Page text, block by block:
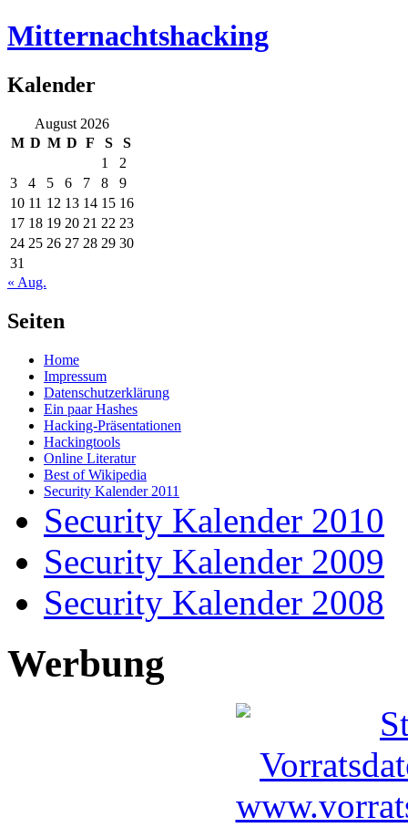
Mitternachtshacking
Kalender
August 2026
M D M D F S
S
1
2
3
4 5 6 7 8
9
10 11 12 13 14 15 16
17 18 19 20 21 22 23
24 25 26 27 28 29 30
31
« Aug.
Seiten
Home
Impressum
Datenschutzerklärung
Ein paar Hashes
Hacking-Präsentationen
Hackingtools
Online Literatur
Best of Wikipedia
Security Kalender 2011
Security Kalender 2010
Security Kalender 2009
Security Kalender 2008
Werbung